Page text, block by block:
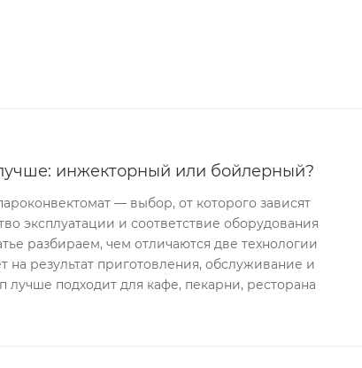
инжекторный или бойлерный?
— выбор, от которого зависят
эксплуатации и соответствие оборудования
разбираем, чем отличаются две технологии
на результат приготовления, обслуживание и
лучше подходит для кафе, пекарни, ресторана